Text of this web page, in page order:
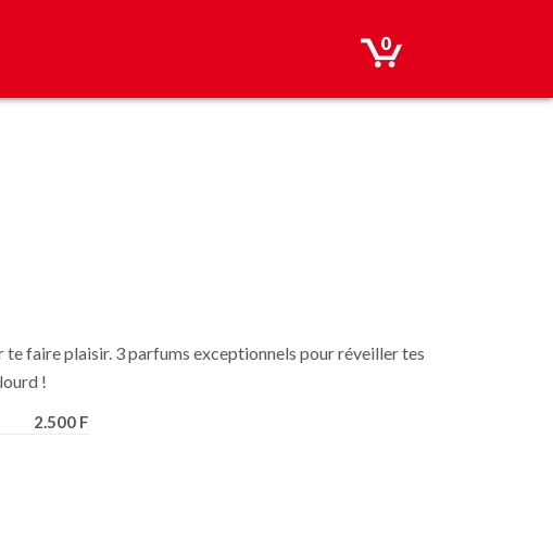
0
faire plaisir. 3 parfums exceptionnels pour réveiller tes
!
2.500 F